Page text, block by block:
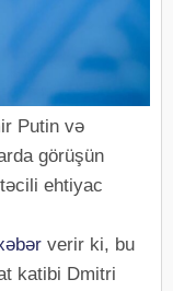
Putin və
görüşün
ehtiyac
verir ki, bu
katibi Dmitri